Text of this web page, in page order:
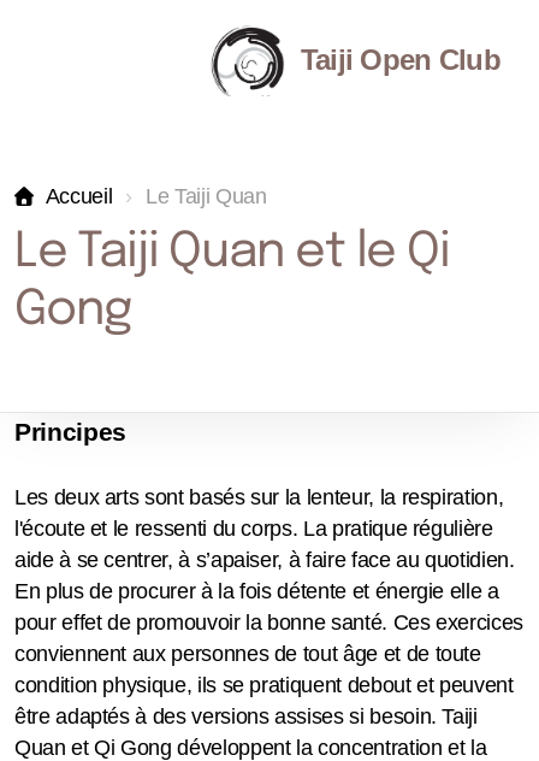
Taiji Open Club
Accueil Le Taiji Quan
Le Taiji Quan et le Qi
Gong
Principes
Les deux arts sont basés sur la lenteur, la respiration,
l'écoute et le ressenti du corps. La pratique régulière
aide à se centrer, à s’apaiser, à faire face au quotidien.
En plus de procurer à la fois détente et énergie elle a
pour effet de promouvoir la bonne santé. Ces exercices
conviennent aux personnes de tout âge et de toute
condition physique, ils se pratiquent debout et peuvent
être adaptés à des versions assises si besoin. Taiji
Quan et Qi Gong développent la concentration et la
Cours 2025-2026
Principes
Taiji Quan - Vidéos pédagogiques
Qi Gong - Vidéos pédagogiques